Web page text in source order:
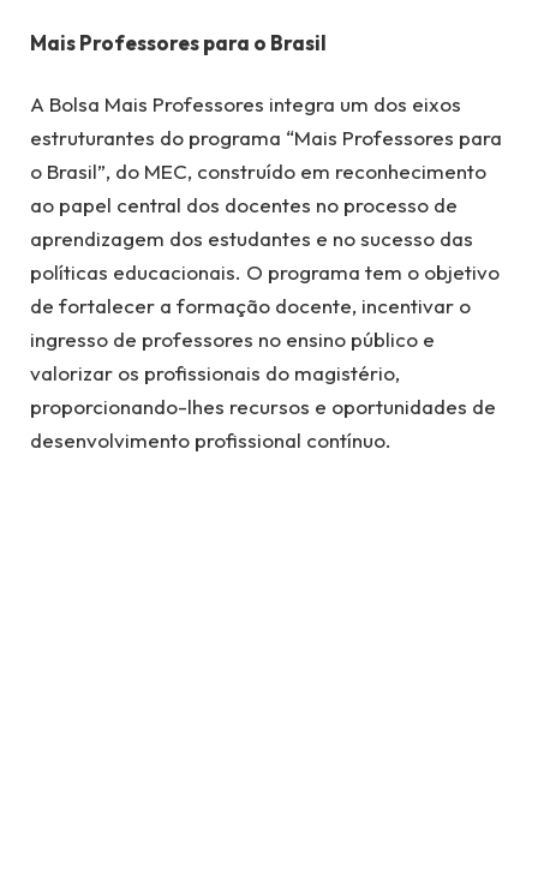
Mais Professores para o Brasil
A Bolsa Mais Professores integra um dos eixos
estruturantes do programa “Mais Professores para
o Brasil”, do MEC, construído em reconhecimento
ao papel central dos docentes no processo de
aprendizagem dos estudantes e no sucesso das
políticas educacionais. O programa tem o objetivo
de fortalecer a formação docente, incentivar o
ingresso de professores no ensino público e
valorizar os profissionais do magistério,
proporcionando-lhes recursos e oportunidades de
desenvolvimento profissional contínuo.